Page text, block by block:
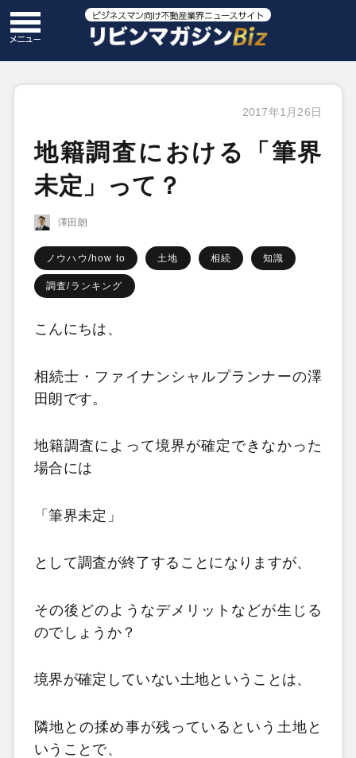
2017年1月26日
地籍調査における「筆界
未定」って？
澤田朗
ノウハウ/how to 土地 相続 知識
調査/ランキング
こんにちは、
相続士・ファイナンシャルプランナーの澤
田朗です。
地籍調査によって境界が確定できなかった
場合には
「筆界未定」
として調査が終了することになりますが、
その後どのようなデメリットなどが生じる
のでしょうか？
境界が確定していない土地ということは、
隣地との揉め事が残っているという土地と
いうことで、